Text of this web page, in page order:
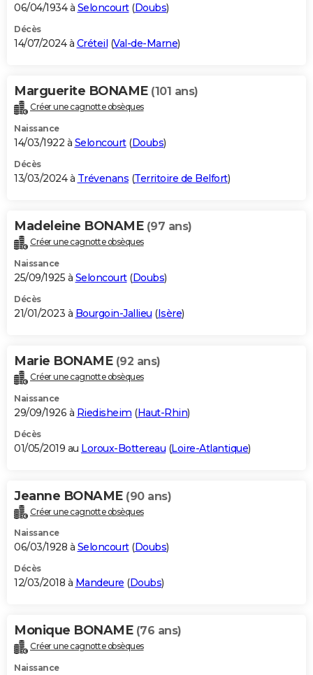
GUIDES D'ACHAT
BONS PLANS
Carte de Noël
Carte Bonne année
Carte Saint-Valentin
Carte Pâques
Carte d'anniversaire
DICTIONNAIRE
Dictionnaire
Biographies
Citations
Expressions
Proverbes
PROGRAMME TV
S'inscrire
Se connecter
Lycées
Collèges
Primaires
Universités
Entreprises
Service militaire
Avis de recherche
AVIS DE DÉCÈS
Bricolage
Lifestyle
Culture
Sport
Auto
Television
Voyage
Cinema
06/04/1934 à Seloncourt(Doubs)
Décès
14/07/2024 à Créteil (Val-de-Marne)
Marguerite BONAME (101 ans)
Créer une cagnotte obsèques
Naissance
14/03/1922 à Seloncourt(Doubs)
Décès
13/03/2024 à Trévenans (Territoire de Belfort)
Madeleine BONAME (97 ans)
Créer une cagnotte obsèques
Naissance
25/09/1925 à Seloncourt(Doubs)
Décès
21/01/2023 à Bourgoin-Jallieu (Isère)
Marie BONAME (92 ans)
Créer une cagnotte obsèques
Naissance
29/09/1926 à Riedisheim (Haut-Rhin)
Décès
01/05/2019 au Loroux-Bottereau (Loire-Atlantique)
Jeanne BONAME (90 ans)
Créer une cagnotte obsèques
Naissance
06/03/1928 à Seloncourt(Doubs)
Décès
12/03/2018 à Mandeure (Doubs)
Monique BONAME (76 ans)
Créer une cagnotte obsèques
Naissance